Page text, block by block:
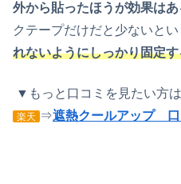
外から貼ったほうが効果はあ
クテープだけだと少ないとい
れないようにしっかり固定
▼もっと口コミを見たい方
楽天 ⇒遮熱クールアップ 口